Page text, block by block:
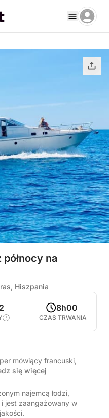
północy na
Hiszpania
8h00
CZAS TRWANIA
mówiący francuski,
się więcej
najemcą łodzi,
jest zaangażowany w